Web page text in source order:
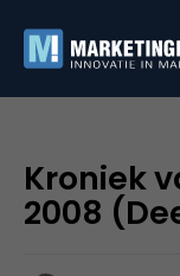
Kroniek
2008